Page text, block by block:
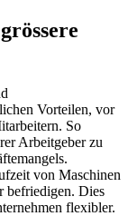
Vorteilen, vor
So
Arbeitgeber zu
von Maschinen
befriedigen. Dies
flexibler.